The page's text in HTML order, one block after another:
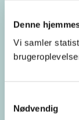
Denne
Vi samler
Nødvendig